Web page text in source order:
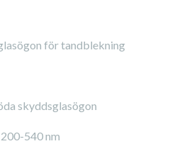
för tandblekning
skyddsglasögon
540 nm